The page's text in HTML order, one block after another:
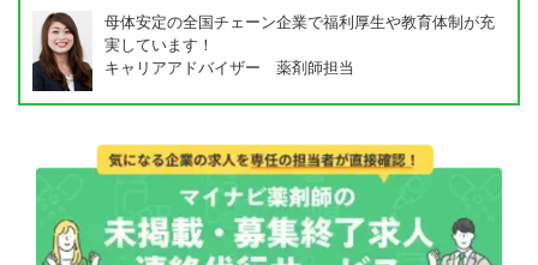
母体安定の全国チェーン企業で福利厚生や教育体制が充
実しています！
キャリアアドバイザー 薬剤師担当